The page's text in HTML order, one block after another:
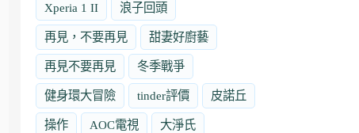
Xperia 1 II 浪子回頭
再見，不要再見 甜妻好廚藝
再見不要再見 冬季戰爭
健身環大冒險 tinder評價 皮諾丘
操作 AOC電視 大淨氏